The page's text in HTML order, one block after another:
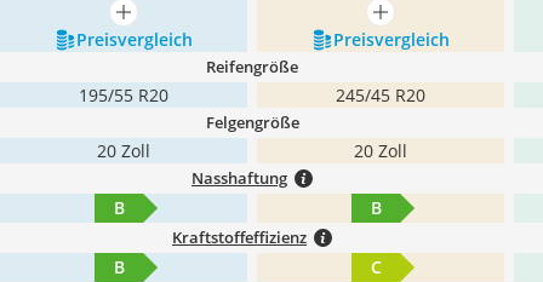
mehr anzeigen
mehr anzeigen
Preis­vergleich
Preis­vergleich
Reifengröße
195/55 R20 245/45 R20
Felgengröße
20 Zoll 20 Zoll
Nasshaftung
B B
Kraftstoffeffizienz
B
C